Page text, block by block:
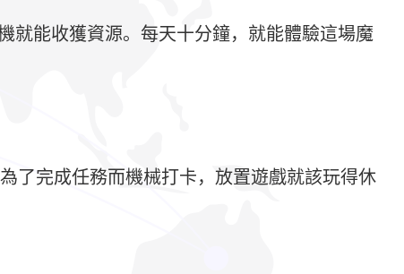
就能收獲資源。每天十分鐘，就能體驗這場魔
了完成任務而機械打卡，放置遊戲就該玩得休